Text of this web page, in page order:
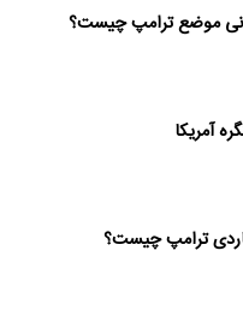
موضع ترامپ چیست؟
آمریکا
ترامپ چیست؟